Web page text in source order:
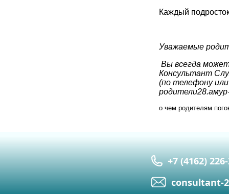
Каждый
Уважаемые
Вы всегда
Консультант
(по телефону
о чем родителям
+7 (4162)
сonsultant-